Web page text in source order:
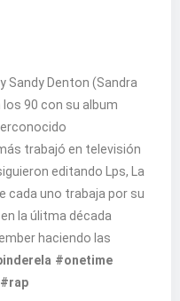
Sandy Denton (Sandra
90 con su album
trabajó en televisión
editando Lps, La
cada uno trabaja por su
la úlitma década
haciendo las
#onetime